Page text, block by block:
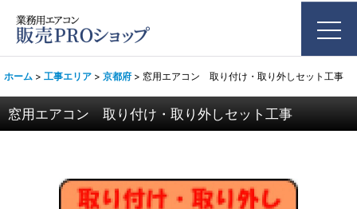
ホーム > 工事エリア > 京都府 > 窓用エアコン 取り付け・取り外しセット工事
窓用エアコン 取り付け・取り外しセット工事